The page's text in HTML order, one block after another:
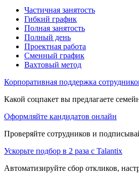
Частичная занятость
Гибкий график
Полная занятость
Полный день
Проектная работа
Сменный график
Вахтовый метод
Корпоративная поддержка
Какой соцпакет вы предлагаете
Оформляйте кандидатов онлайн
Проверяйте сотрудников и
Ускорьте подбор в 2 раза с Talantix
Автоматизируйте сбор откликов,